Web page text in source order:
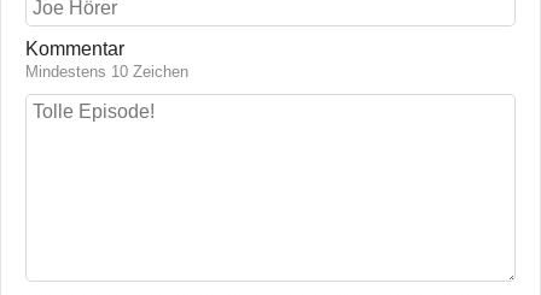
Kommentar
Mindestens 10 Zeichen